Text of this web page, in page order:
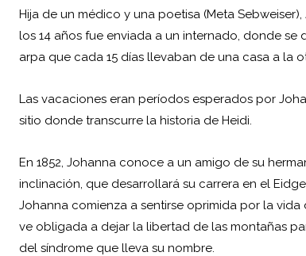
Hija de un médico y una poetisa (Meta
los 14 años fue enviada a un internado, donde
arpa que cada 15 días llevaban de una casa a la
Las vacaciones eran períodos esperados por
sitio donde transcurre la historia de Heidi.
En 1852, Johanna conoce a un amigo de su
inclinación, que desarrollará su carrera en el
Johanna comienza a sentirse oprimida por la
ve obligada a dejar la libertad de las montañas
del síndrome que lleva su nombre.